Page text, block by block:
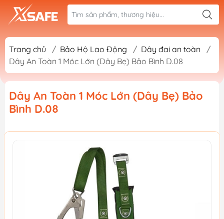
Trang chủ / Bảo Hộ Lao Động / Dây đai an toàn
/
Dây An Toàn 1 Móc Lớn (Dây Bẹ) Bảo Bình D.08
Dây An Toàn 1 Móc Lớn (Dây Bẹ) Bảo
Bình D.08